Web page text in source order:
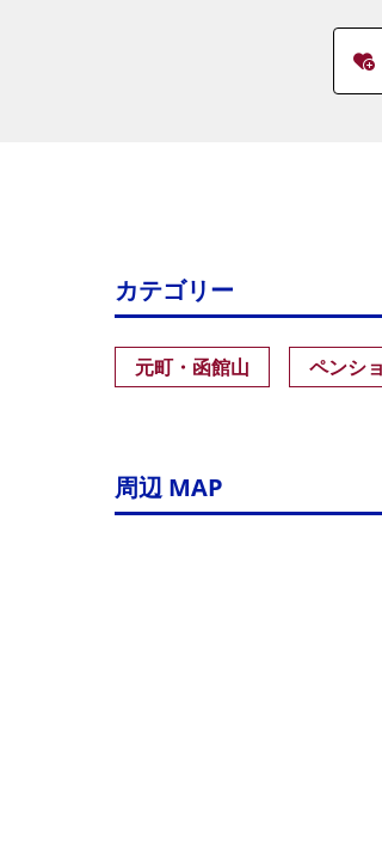
カテゴリー
元町・函館山 ペンシ
周辺 MAP